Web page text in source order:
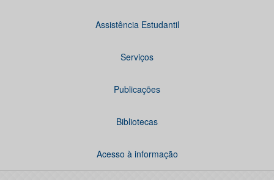
Assistência Estudantil
Serviços
Publicações
Bibliotecas
Acesso à informação